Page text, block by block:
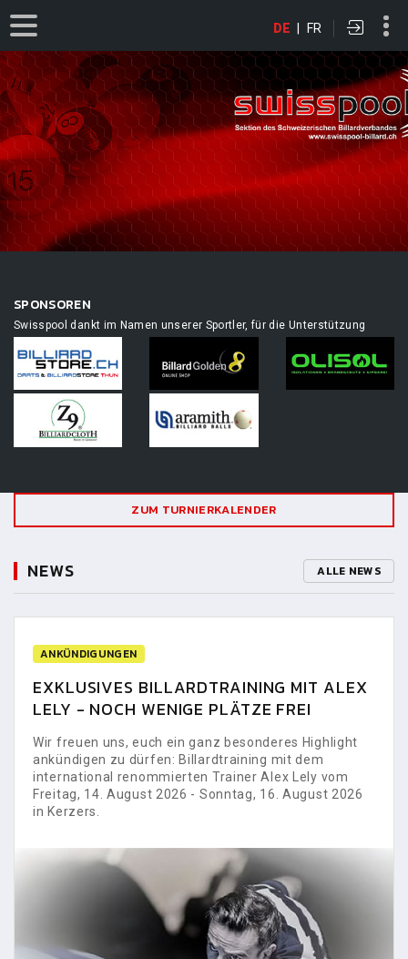
DE | FR
SPONSOREN
Swisspool dankt im Namen unserer Sportler, für die Unterstützung
ZUM TURNIERKALENDER
NEWS ALLE NEWS
ANKÜNDIGUNGEN
EXKLUSIVES BILLARDTRAINING MIT ALEX
LELY - NOCH WENIGE PLÄTZE FREI
Wir freuen uns, euch ein ganz besonderes Highlight
ankündigen zu dürfen: Billardtraining mit dem
international renommierten Trainer Alex Lely vom
Freitag, 14. August 2026 - Sonntag, 16. August 2026
in Kerzers.